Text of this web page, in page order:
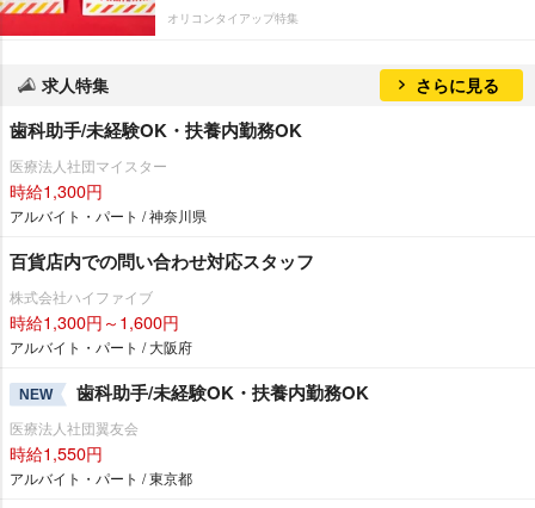
オリコンタイアップ特集
求人特集 さらに見る
歯科助手/未経験OK・扶養内勤務OK
医療法人社団マイスター
時給1,300円
アルバイト・パート / 神奈川県
百貨店内での問い合わせ対応スタッフ
株式会社ハイファイブ
時給1,300円～1,600円
アルバイト・パート / 大阪府
NEW 歯科助手/未経験OK・扶養内勤務OK
医療法人社団翼友会
時給1,550円
アルバイト・パート / 東京都